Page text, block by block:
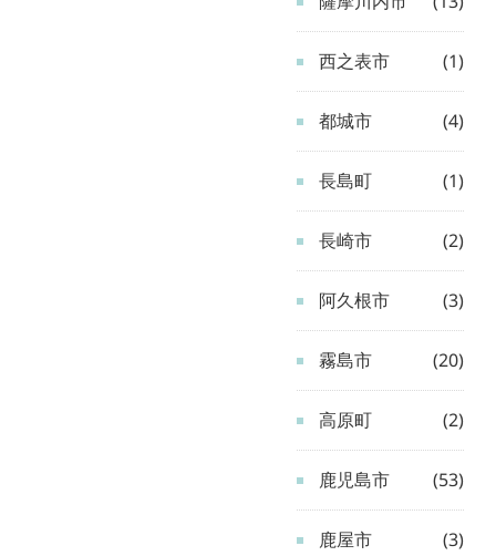
西之表市 (1)
都城市 (4)
長島町 (1)
長崎市 (2)
阿久根市 (3)
霧島市 (20)
高原町 (2)
鹿児島市 (53)
鹿屋市 (3)